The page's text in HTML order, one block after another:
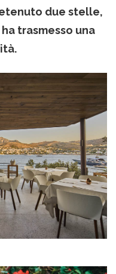
due stelle,
trasmesso una